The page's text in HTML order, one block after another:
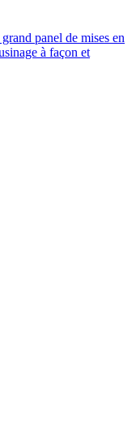
panel de mises en
à façon et